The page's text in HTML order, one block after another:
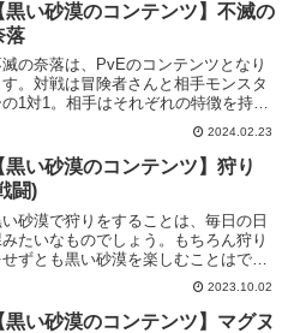
黒い砂漠のコンテンツ】不滅の
落
の奈落は、PvEのコンテンツとなり
す。対戦は冒険者さんと相手モンスタ
の1対1。相手はそれぞれの特徴を持っ
ギミックがあり、それらを把握するこ
で戦略的に攻略をするのが鍵となりま
。不滅の奈落では、クリア条件により
級も上げて行けるので攻略の甲斐はあ
す。
2024.02.23
黒い砂漠のコンテンツ】狩り
闘)
砂漠で狩りをすることは、毎日の日
たいなものでしょう。もちろん狩り
せずとも黒い砂漠を楽しむことはでき
すが。ただ、全てのコンテンツを遊び
くそうと思ったら、やっぱり狩りは必
になってくるので、色んな事をして遊
2023.10.02
黒い砂漠のコンテンツ】マグヌ